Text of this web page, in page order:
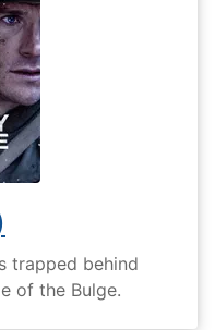
trapped behind
of the Bulge.